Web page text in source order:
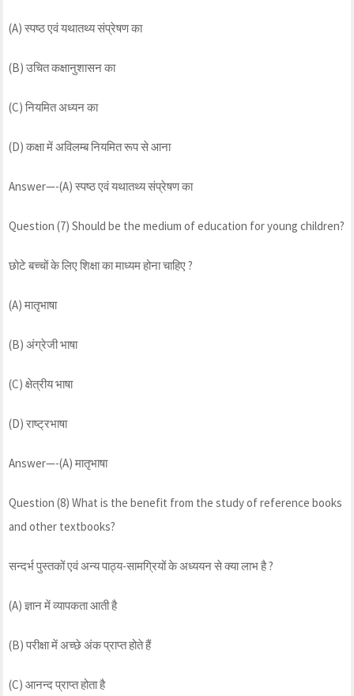
(A) स्पष्ठ एवं यथातथ्य संप्रेषण का
(B) उचित कक्षानुशासन का
(C) नियमित अध्यन का
(D) कक्षा में अविलम्ब नियमित रूप से आना
Answer—-(A) स्पष्ठ एवं यथातथ्य संप्रेषण का
Question (7) Should be the medium of education for young children?
छोटे बच्चों के लिए शिक्षा का माध्यम होना चाहिए ?
(A) मातृभाषा
(B) अंग्रेजी भाषा
(C) क्षेत्रीय भाषा
(D) राष्ट्रभाषा
Answer—-(A) मातृभाषा
Question (8) What is the benefit from the study of reference books
and other textbooks?
सन्दर्भ पुस्तकों एवं अन्य पाठ्य-सामग्रियों के अध्ययन से क्या लाभ है ?
(A) ज्ञान में व्यापकता आती है
(B) परीक्षा में अच्छे अंक प्राप्त होते हैं
(C) आनन्द प्राप्त होता है